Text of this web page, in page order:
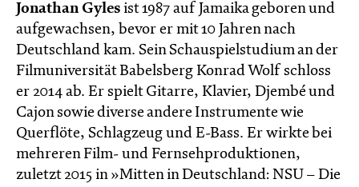
Jonathan Gyles ist 1987 auf Jamaika geboren und
aufgewachsen, bevor er mit 10 Jahren nach
Deutschland kam. Sein Schauspielstudium an der
Filmuniversität Babelsberg Konrad Wolf schloss
er 2014 ab. Er spielt Gitarre, Klavier, Djembé und
Cajon sowie diverse andere Instrumente wie
Querflöte, Schlagzeug und E-Bass. Er wirkte bei
mehreren Film- und Fernsehproduktionen,
zuletzt 2015 in »Mitten in Deutschland: NSU – Die